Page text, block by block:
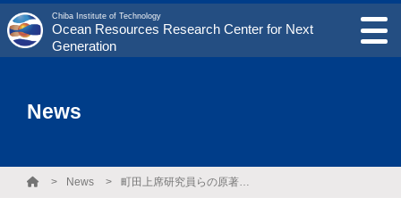
Chiba Institute of Technology
Ocean Resources Research Center for Next
Generation
News
News 町田上席研究員らの原著論文が LITHOS 誌に掲載されました